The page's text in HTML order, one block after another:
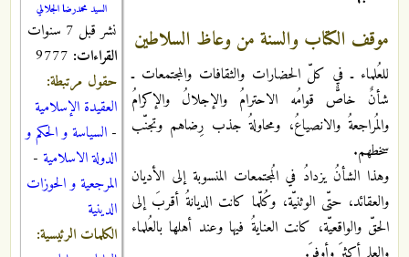
السيد محمدرضا الجلالي
نشر قبل 7 سنوات
القراءات:
حقول مرتبطة:
العقيدة الإسلامية
- السياسة و الحكم و
الدولة الاسلامية -
المرجعية و الحوزات
الدينية
الكلمات الرئيسية:
موقف الکتاب والسنة من وعاظ السلاطین
للعُلماء ـ في كلّ الحضارات والثقافات والمجتمعات ـ
شأنٌ خاصٌّ قوامُه الاحترامُ والإجلالُ والإكرامُ
والمُراجعةُ والانصياعُ، ومحاولةُ جذب رِضاهم وتجنّب
سخطهم.
وهذا الشأنُ يزدادُ في الُمجتمعات المنسوبة إلى الأديان
والعقائد، حتّى الوثنيّة، وكُلّما كانت الديانةُ أقربَ إلى
الحقّ والواقعيّة، كانت العنايةُ فيها وعند أهلها بالعُلماء